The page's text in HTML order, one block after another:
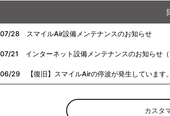
28 スマイルAir設備メンテナンスのお知らせ
21 インターネット設備メンテナンスのお知らせ
29 【復旧】スマイルAirの停波が発生しています。
カスタ